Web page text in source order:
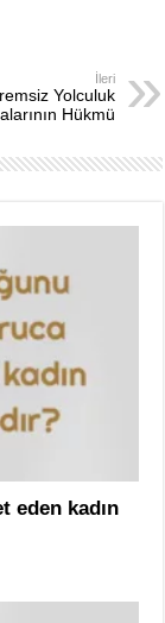
İleri
Yolculuk
Hükmü
eden kadın